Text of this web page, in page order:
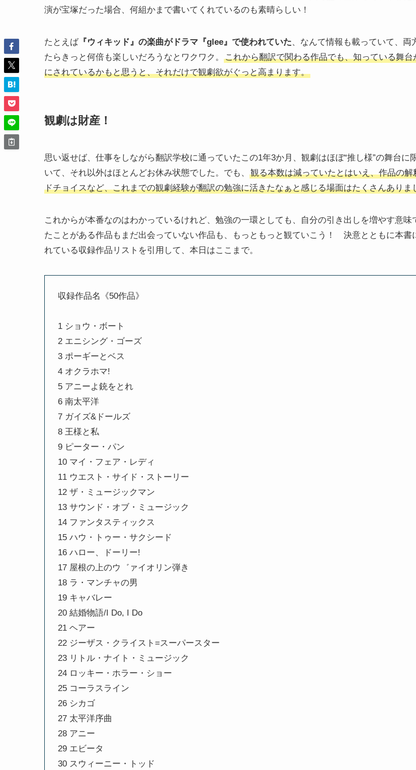
演が宝塚だった場合、何組かまで書いてくれているのも素晴らしい！
たとえば『ウィキッド』の楽曲がドラマ『glee』で使われていた、なんて情報も載っていて、両
たらきっと何倍も楽しいだろうなとワクワク。
これから翻訳で関わる作品でも、知っている舞台
にされているかもと思うと、それだけで観劇欲がぐっと高まります。
観劇は財産！
思い返せば、仕事をしながら翻訳学校に通っていたこの1年3か月、観劇はほぼ“推し様”の舞台に
いて、それ以外はほとんどお休み状態でした。でも、
観る本数は減っていたとはいえ、作品の解
ドチョイスなど、これまでの観劇経験が翻訳の勉強に活きたなぁと感じる場面はたくさんありま
これからが本番なのはわかっているけれど、勉強の一環としても、自分の引き出しを増やす意味
たことがある作品もまだ出会っていない作品も、もっともっと観ていこう！ 決意とともに本書
れている収録作品リストを引用して、本日はここまで。
収録作品名《50作品》
1 ショウ・ボート
2 エニシング・ゴーズ
3 ポーギーとベス
4 オクラホマ!
5 アニーよ銃をとれ
6 南太平洋
7 ガイズ&ドールズ
8 王様と私
9 ピーター・パン
10 マイ・フェア・レディ
11 ウエスト・サイド・ストーリー
12 ザ・ミュージックマン
13 サウンド・オブ・ミュージック
14 ファンタスティックス
15 ハウ・トゥー・サクシード
16 ハロー、ドーリー!
17 屋根の上のウ゛ァイオリン弾き
18 ラ・マンチャの男
19 キャバレー
20 結婚物語/I Do, I Do
21 ヘアー
22 ジーザス・クライスト=スーパースター
23 リトル・ナイト・ミュージック
24 ロッキー・ホラー・ショー
25 コーラスライン
26 シカゴ
27 太平洋序曲
28 アニー
29 エビータ
30 スウィーニー・トッド